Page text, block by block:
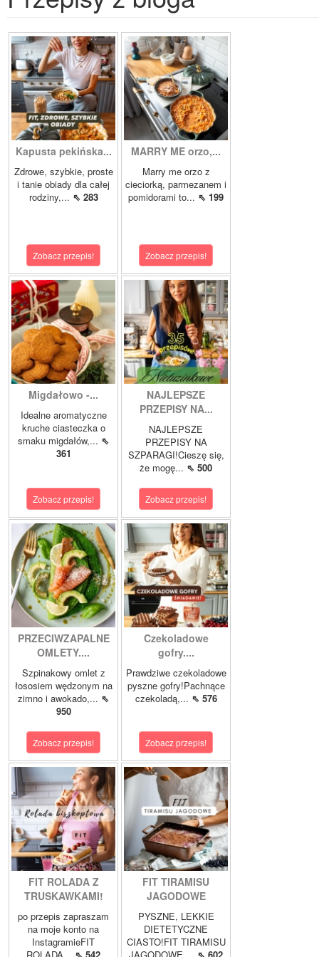
Kapusta pekińska...
Zdrowe, szybkie, proste
i tanie obiady dla całej
rodziny,... ⇖ 283
Zobacz przepis!
MARRY ME orzo,...
Marry me orzo z
cieciorką, parmezanem i
pomidorami to... ⇖ 199
Zobacz przepis!
Migdałowo -...
Idealne aromatyczne
kruche ciasteczka o
smaku migdałów,... ⇖
361
Zobacz przepis!
NAJLEPSZE
PRZEPISY NA...
NAJLEPSZE
PRZEPISY NA
SZPARAGI!Cieszę się,
że mogę... ⇖ 500
Zobacz przepis!
PRZECIWZAPALNE
OMLETY....
Szpinakowy omlet z
łososiem wędzonym na
zimno i awokado,... ⇖
950
Zobacz przepis!
Czekoladowe
gofry....
Prawdziwe czekoladowe
pyszne gofry!Pachnące
czekoladą,... ⇖ 576
Zobacz przepis!
FIT ROLADA Z
TRUSKAWKAMI!
po przepis zapraszam
na moje konto na
InstagramieFIT
FIT TIRAMISU
JAGODOWE
PYSZNE, LEKKIE
DIETETYCZNE
CIASTO!FIT TIRAMISU